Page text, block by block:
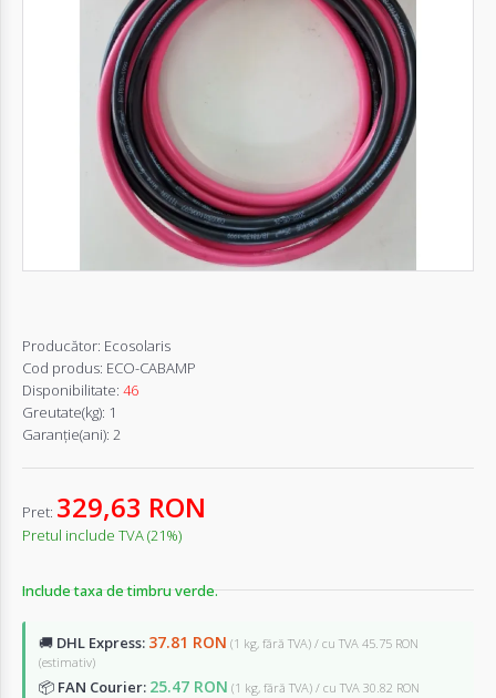
Înregistrează-
Producător: Ecosolaris
Cod produs: ECO-CABAMP
Disponibilitate: 46
Greutate(kg): 1
Garanţie(ani): 2
Pret: 329,63 RON
Pretul include TVA (21%)
Include taxa de timbru verde.
🚚 DHL Express: 37.81 RON (1 kg, fără TVA) / cu TVA 45.75 RON
(estimativ)
📦 FAN Courier: 25.47 RON (1 kg, fără TVA) / cu TVA 30.82 RON